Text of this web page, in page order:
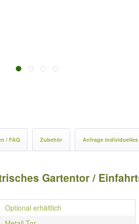
/ FAQ Zubehör Anfrage individuelles
Gartentor /
Optional erhältlich